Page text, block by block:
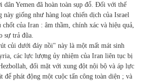
Yemen đã hoàn toàn sụp đổ. Đối với thế
này giống như hàng loạt chiến dịch của Israel
của Iran : âm thầm, chính xác và hiệu quả,
sự trả đũa.
củi dưới đáy nồi" này là một mất mát sinh
các lực lượng ủy nhiệm của Iran liên tục bị
đối mặt với xung đột nội bộ và áp lực
để phát động một cuộc tấn công toàn diện ; và